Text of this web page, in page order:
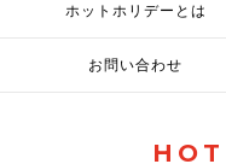
ホットホリデーとは
お問い合わせ
HOT